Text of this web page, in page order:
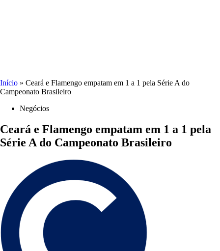
Início » Ceará e Flamengo empatam em 1 a 1 pela Série A do
Campeonato Brasileiro
Negócios
Ceará e Flamengo empatam em 1 a 1 pela
Série A do Campeonato Brasileiro